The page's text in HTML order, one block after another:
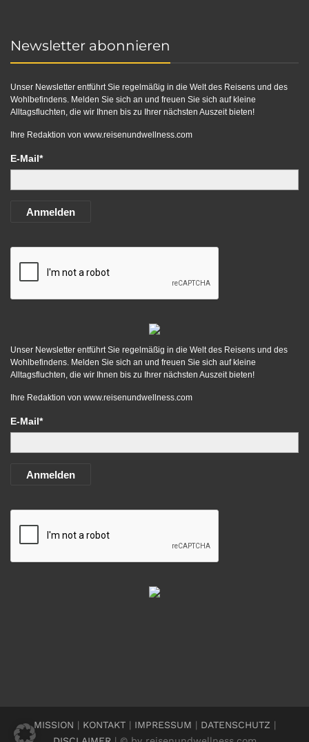
Newsletter abonnieren
Unser Newsletter entführt Sie regelmäßig in die Welt des Reisens und des
Wohlbefindens. Melden Sie sich an und freuen Sie sich auf kleine
Alltagsfluchten, die wir Ihnen bis zu Ihrer nächsten Auszeit bieten!
Ihre Redaktion von www.reisenundwellness.com
E-Mail*
Anmelden
Unser Newsletter entführt Sie regelmäßig in die Welt des Reisens und des
Wohlbefindens. Melden Sie sich an und freuen Sie sich auf kleine
Alltagsfluchten, die wir Ihnen bis zu Ihrer nächsten Auszeit bieten!
Ihre Redaktion von www.reisenundwellness.com
E-Mail*
Anmelden
MISSION | KONTAKT| IMPRESSUM | DATENSCHUTZ |